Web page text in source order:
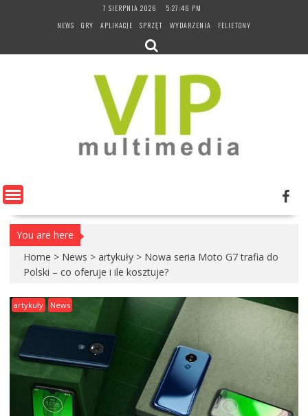
7 SIERPNIA 2026
5:27:47 PM
NEWS
GRY APLIKACJE SPRZĘT WYDARZENIA FELIETONY
You are here
Home > News > artykuły > Nowa seria Moto G7 trafia do
Polski – co oferuje i ile kosztuje?
artykuły News